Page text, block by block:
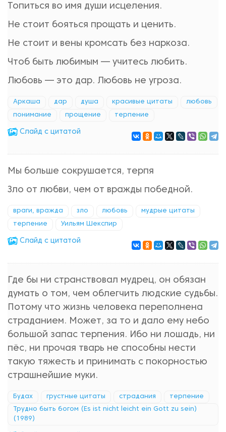
Топиться во имя души исцеления.
Не стоит бояться прощать и ценить.
Не стоит и вены кромсать без наркоза.
Чтоб быть любимым — учитесь любить.
Любовь — это дар. Любовь не угроза.
Аркаша дар душа красивые цитаты любовь
понимание прощение терпение
Cлайд с цитатой
Мы больше сокрушается, терпя
Зло от любви, чем от вражды победной.
враги, вражда зло любовь мудрые цитаты
терпение Уильям Шекспир
Cлайд с цитатой
Где бы ни странствовал мудрец, он обязан
думать о том, чем облегчить людские судьбы.
Потому что жизнь человека переполнена
страданием. Может, за то и дало ему небо
большой запас терпения. Ибо ни лошадь, ни
пёс, ни прочая тварь не способны нести
такую тяжесть и принимать с покорностью
страшнейшие муки.
Будах грустные цитаты страдания терпение
Трудно быть богом (Es ist nicht leicht ein Gott zu sein)
(1989)